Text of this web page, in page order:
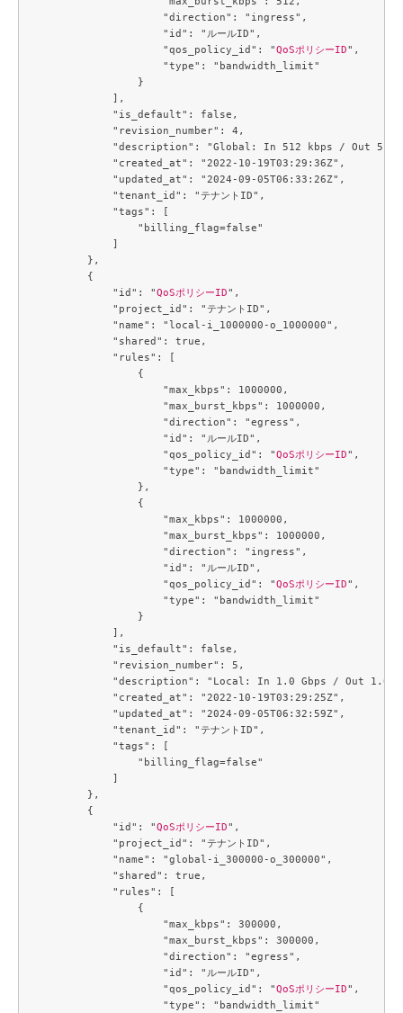
                    "direction": "ingress",
                    "id": "ルールID",
                    "qos_policy_id": "
QoSポリシーID",
                    "type": "bandwidth_limit"
                }
            ],
            "is_default": false,
            "revision_number": 4,
"description": "Global: In 512 kbps / Out 512
            "created_at": "2022-10-19T03:29:36Z",
            "updated_at": "2024-09-05T06:33:26Z",
            "tenant_id": "テナントID",
            "tags": [
                "billing_flag=false"
            ]
        },
        {
            "id": "
QoSポリシーID",
            "project_id": "テナントID",
            "name": "local-i_1000000-o_1000000",
            "shared": true,
            "rules": [
                {
                    "max_kbps": 1000000,
                    "max_burst_kbps": 1000000,
                    "direction": "egress",
                    "id": "ルールID",
                    "qos_policy_id": "
QoSポリシーID",
                    "type": "bandwidth_limit"
                },
                {
                    "max_kbps": 1000000,
                    "max_burst_kbps": 1000000,
                    "direction": "ingress",
                    "id": "ルールID",
                    "qos_policy_id": "
QoSポリシーID",
                    "type": "bandwidth_limit"
                }
            ],
            "is_default": false,
            "revision_number": 5,
"description": "Local: In 1.0 Gbps / Out 1.0
            "created_at": "2022-10-19T03:29:25Z",
            "updated_at": "2024-09-05T06:32:59Z",
            "tenant_id": "テナントID",
            "tags": [
                "billing_flag=false"
            ]
        },
        {
            "id": "
QoSポリシーID",
            "project_id": "テナントID",
            "name": "global-i_300000-o_300000",
            "shared": true,
            "rules": [
                {
                    "max_kbps": 300000,
                    "max_burst_kbps": 300000,
                    "direction": "egress",
                    "id": "ルールID",
                    "qos_policy_id": "
QoSポリシーID",
                    "type": "bandwidth_limit"